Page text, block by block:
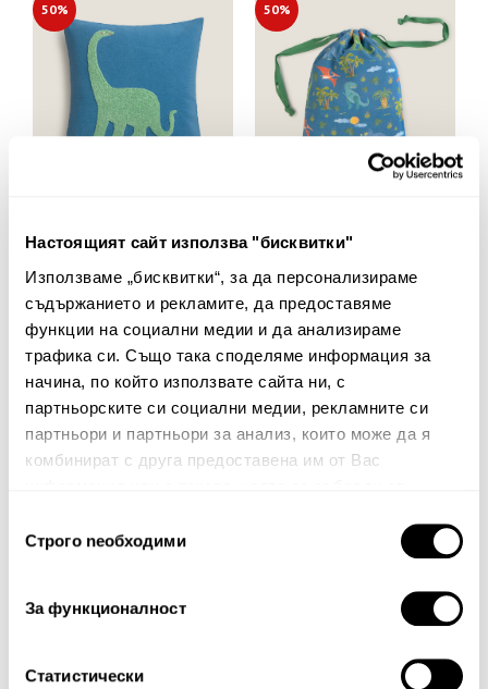
Настоящият сайт използва "бисквитки"
Използваме „бисквитки“, за да персонализираме
съдържанието и рекламите, да предоставяме
функции на социални медии и да анализираме
трафика си. Също така споделяме информация за
начина, по който използвате сайта ни, с
партньорските си социални медии, рекламните си
партньори и партньори за анализ, които може да я
комбинират с друга предоставена им от Вас
наСтрого nеобходими
За функционалност
Статистически
50%
Декоративна калъфка за
възглавница Dinis
25.00€ 48.90лв.
12.50€ 24.45лв.
50%
22.00€ 43.03лв.
11.00€ 21.51лв.
Абонирайте се сега, за да сте в крак с
нашите новини и ексклузивни оферти.